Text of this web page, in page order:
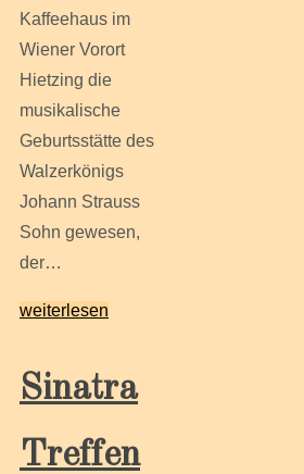
Kaffeehaus im
Wiener Vorort
Hietzing die
musikalische
Geburtsstätte des
Walzerkönigs
Johann Strauss
Sohn gewesen,
der…
weiterlesen
Sinatra
Treffen